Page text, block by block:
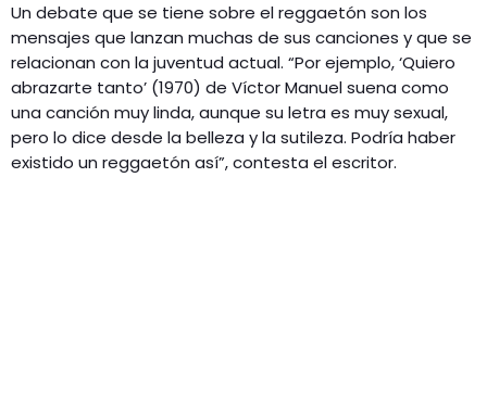
Un debate que se tiene sobre el reggaetón son los
mensajes que lanzan muchas de sus canciones y que se
relacionan con la juventud actual. “Por ejemplo, ‘Quiero
abrazarte tanto’ (1970) de Víctor Manuel suena como
una canción muy linda, aunque su letra es muy sexual,
pero lo dice desde la belleza y la sutileza. Podría haber
existido un reggaetón así”, contesta el escritor.